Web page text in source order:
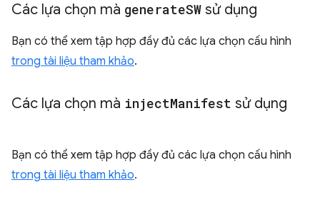
Các lựa chọn mà generateSW sử dụng
Bạn có thể xem tập hợp đầy đủ các lựa chọn cấu hình
trong tài liệu tham khảo.
Các lựa chọn mà injectManifest sử dụng
Bạn có thể xem tập hợp đầy đủ các lựa chọn cấu hình
trong tài liệu tham khảo.